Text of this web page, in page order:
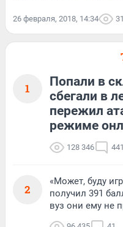
26 февраля, 2018, 14:34
1
Попали в
сбегали в
пережил
режиме
128 346 441
2
«Может, буду
получил 391
вуз они ему не